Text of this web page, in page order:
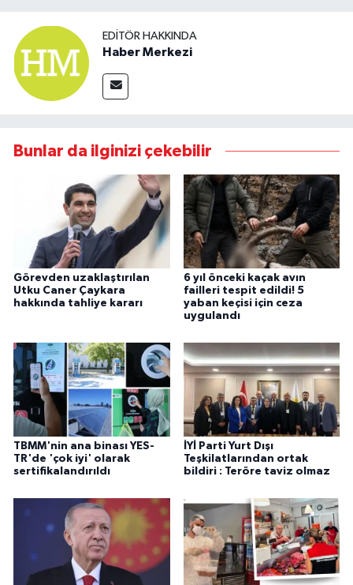
EDITÖR HAKKINDA
Haber Merkezi
Bunlar da ilginizi çekebilir
Görevden uzaklaştırılan
Utku Caner Çaykara
hakkında tahliye kararı
6 yıl önceki kaçak avın
failleri tespit edildi! 5
yaban keçisi için ceza
uygulandı
TBMM'nin ana binası YES-
TR'de 'çok iyi' olarak
sertifikalandırıldı
İYİ Parti Yurt Dışı
Teşkilatlarından ortak
bildiri : Teröre taviz olmaz